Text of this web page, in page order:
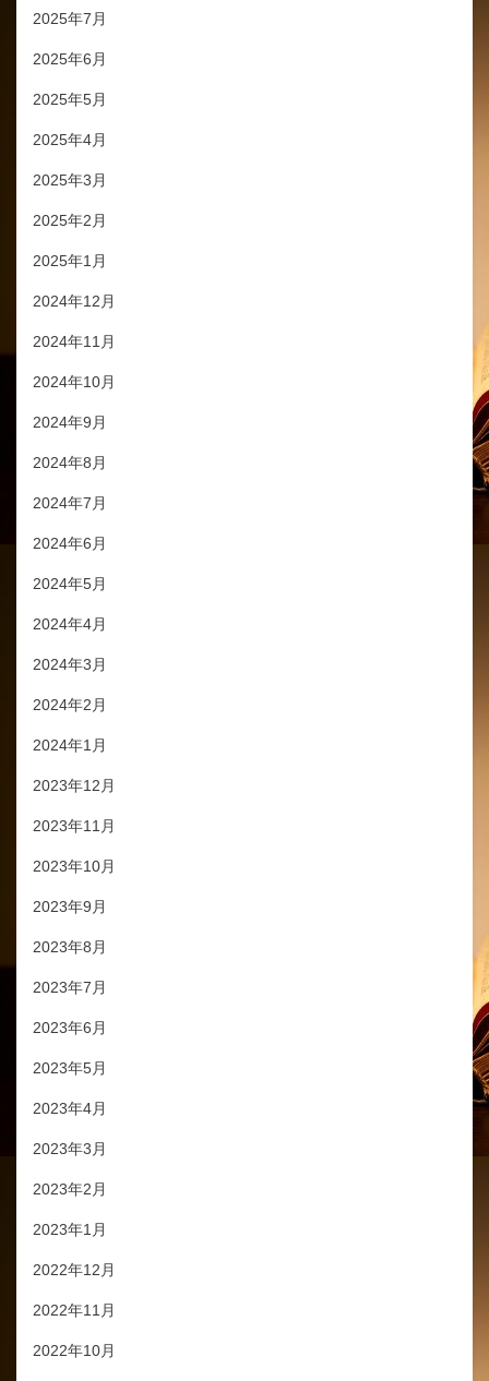
2025年7月
2025年6月
2025年5月
2025年4月
2025年3月
2025年2月
2025年1月
2024年12月
2024年11月
2024年10月
2024年9月
2024年8月
2024年7月
2024年6月
2024年5月
2024年4月
2024年3月
2024年2月
2024年1月
2023年12月
2023年11月
2023年10月
2023年9月
2023年8月
2023年7月
2023年6月
2023年5月
2023年4月
2023年3月
2023年2月
2023年1月
2022年12月
2022年11月
2022年10月